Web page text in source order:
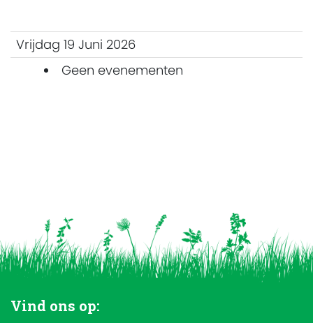
Vrijdag 19 Juni 2026
Geen evenementen
Vind ons op: